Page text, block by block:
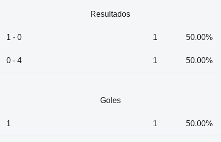
Resultados
1 - 0 1 50.00%
0 - 4 1 50.00%
Goles
1 1 50.00%